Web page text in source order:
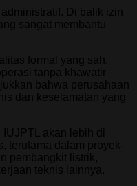
Di balik izin
sangat membantu
formal yang sah,
tanpa khawatir
bahwa perusahaan
dan keselamatan yang
akan lebih di
terutama dalam proyek-
pembangkit listrik,
teknis lainnya.